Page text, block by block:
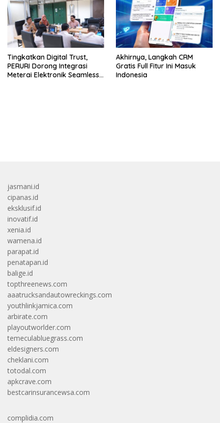
Tingkatkan Digital Trust,
PERURI Dorong Integrasi
Meterai Elektronik Seamless
Akhirnya, Langkah CRM
Gratis Full Fitur Ini Masuk
Indonesia
jasmani.id
cipanas.id
eksklusif.id
inovatif.id
xenia.id
wamena.id
parapat.id
penatapan.id
balige.id
topthreenews.com
aaatrucksandautowreckings.com
youthlinkjamica.com
arbirate.com
playoutworlder.com
temeculabluegrass.com
eldesigners.com
cheklani.com
totodal.com
apkcrave.com
bestcarinsurancewsa.com
complidia.com